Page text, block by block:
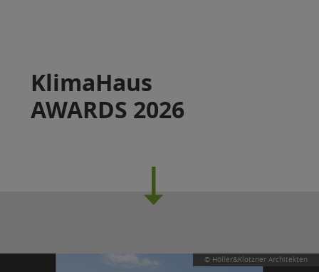
KlimaHaus
AWARDS 2026
© Höller&Klotzner Architekten